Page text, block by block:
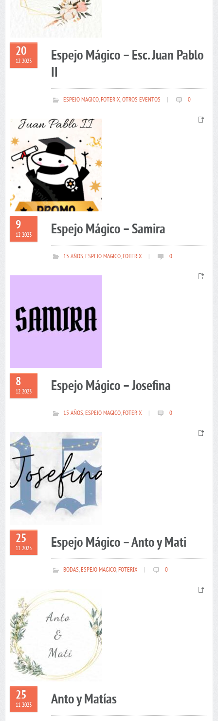
20
12 2023
Espejo Mágico – Esc. Juan Pablo
II
ESPEJO MAGICO,FOTERIX,OTROS EVENTOS 0
9
12 2023 Espejo Mágico – Samira
15 AÑOS,ESPEJO MAGICO,FOTERIX 0
8
12 2023 Espejo Mágico – Josefina
15 AÑOS,ESPEJO MAGICO,FOTERIX 0
25
11 2023 Espejo Mágico – Anto y Mati
BODAS,ESPEJO MAGICO,FOTERIX 0
25
11 2023 Anto y Matías